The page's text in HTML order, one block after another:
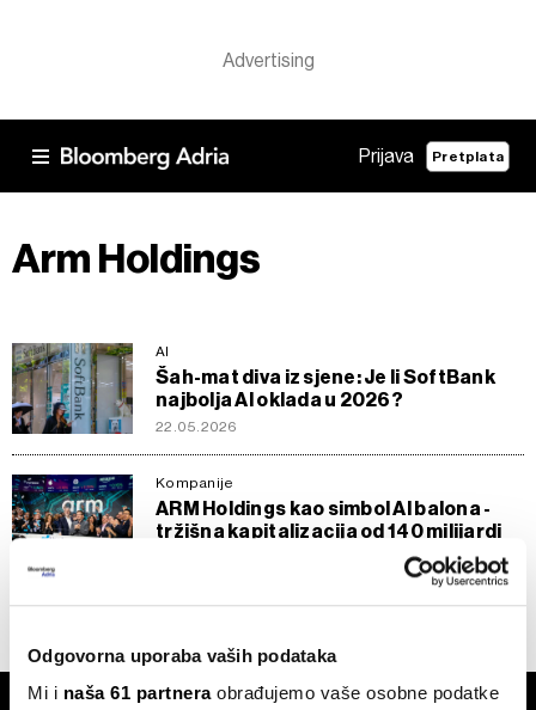
Odgovorna uporaba vaših podataka
Mi i naša 61 partneraobrađujemo vaše osobne podatke
Prijava Pretplata
Arm Holdings
AI
Šah-mat diva iz sjene: Je li SoftBank
najbolja AI oklada u 2026?
22.05.2026
Kompanije
ARM Holdings kao simbol AI balona -
tržišna kapitalizacija od 140 milijardi
dolara na staklenim nogama